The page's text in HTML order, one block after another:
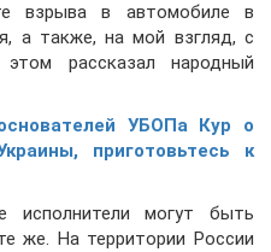
взрыва в автомобиле в
а также, на мой взгляд, с
рассказал народный
УБОПа Кур о
приготовьтесь к
исполнители могут быть
же. На территории России